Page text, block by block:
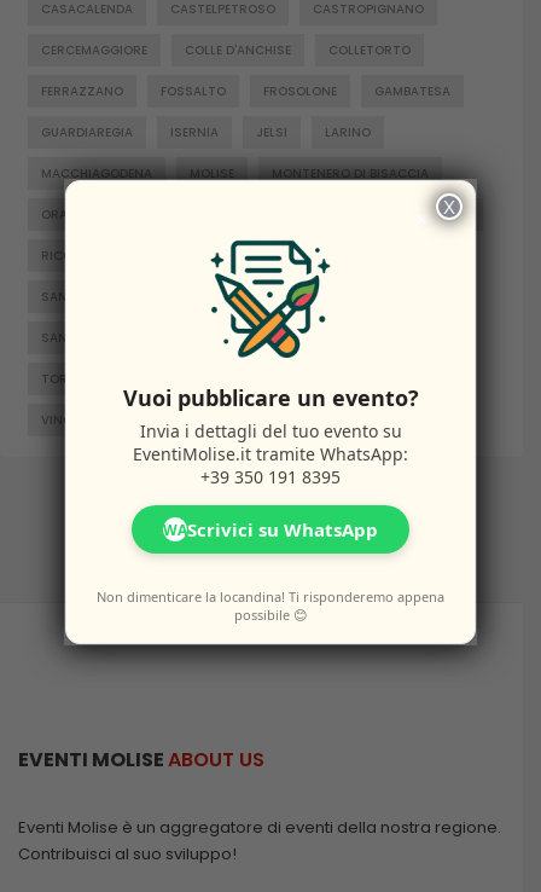
CASACALENDA CASTELPETROSO CASTROPIGNANO
CERCEMAGGIORE COLLE D'ANCHISE COLLETORTO
FERRAZZANO FOSSALTO FROSOLONE GAMBATESA
GUARDIAREGIA ISERNIA JELSI LARINO
MACCHIAGODENA MOLISE MONTENERO DI BISACCIA
ORATINO PIETRACATELLA
RICCIA ROCCAMANDOLFI
SAN GIACOMO DEGLI SCHIAVONI SAN MASSIMO
SANTA CROCE DI MAGLIANO SEPINO
TORELLA DEL SANNIO
VINCHIATURO
EVENTI MOLISEABOUT US
Eventi Molise è un aggregatore di eventi della nostra regione.
Contribuisci al suo sviluppo!
×
Vuoi pubblicare un evento?
Invia i dettagli del tuo evento su
EventiMolise.it tramite WhatsApp:
+39 350 191 8395
WAScrivici su WhatsApp
Non dimenticare la locandina! Ti risponderemo appena
possibile 😊
X